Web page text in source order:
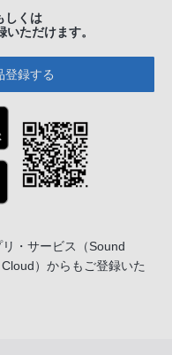
しくは
ただけます。
登録する
・サービス
（Sound
）からもご登録いた